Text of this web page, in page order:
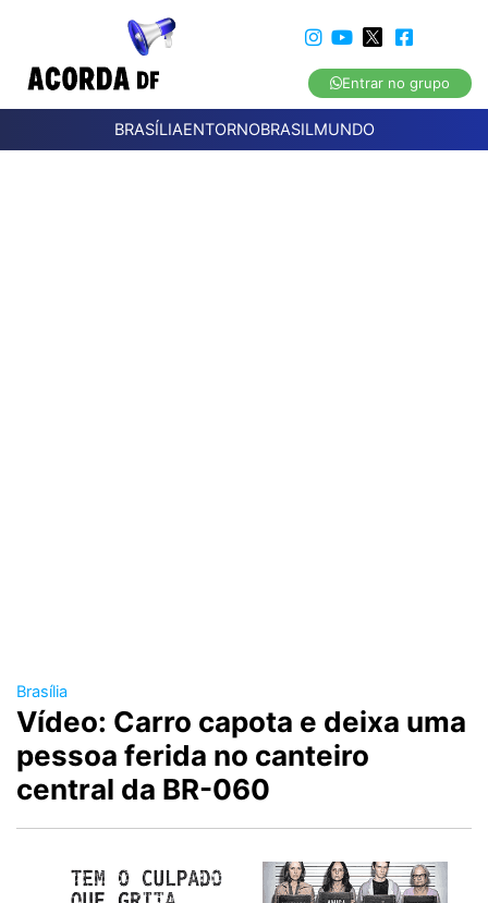
Entrar no grupo
BRASÍLIAENTORNOBRASILMUNDO
Brasília
Vídeo: Carro capota e deixa uma
pessoa ferida no canteiro
central da BR-060